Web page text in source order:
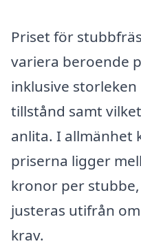
Priset för
variera beroende
inklusive
tillstånd samt
anlita. I allmänhet
priserna ligger
kronor per
justeras utifrån
krav.